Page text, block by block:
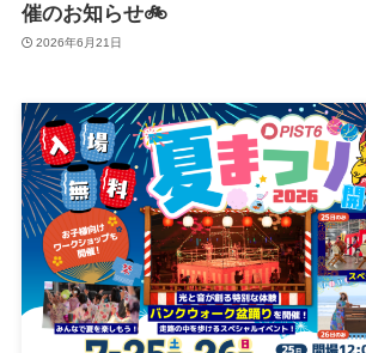
催のお知らせ🚲
2026年6月21日